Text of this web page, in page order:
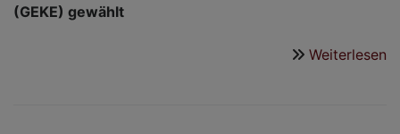
(GEKE) gewählt
Weiterlesen